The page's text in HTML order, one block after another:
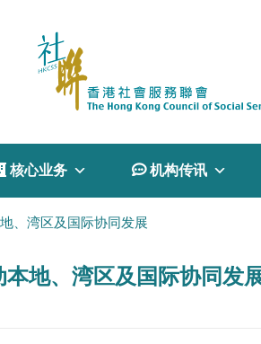
核心业务  机构传讯
、湾区及国际协同发展
本地、湾区及国际协同发